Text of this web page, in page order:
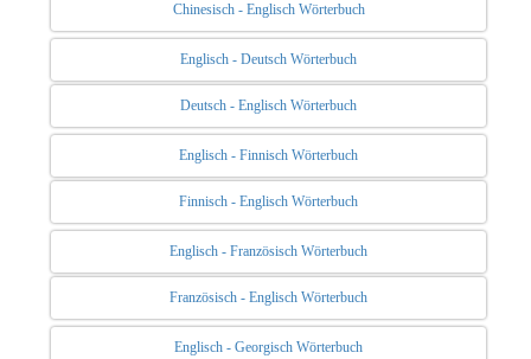
Chinesisch - Englisch Wörterbuch
Englisch - Deutsch Wörterbuch
Deutsch - Englisch Wörterbuch
Englisch - Finnisch Wörterbuch
Finnisch - Englisch Wörterbuch
Englisch - Französisch Wörterbuch
Französisch - Englisch Wörterbuch
Englisch - Georgisch Wörterbuch